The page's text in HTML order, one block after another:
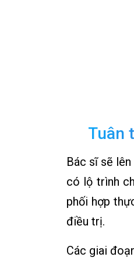
Tuân
Bác sĩ sẽ
có lộ trình
phối hợp
điều trị.
Các giai